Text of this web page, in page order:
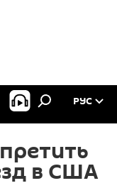
РУС
в США